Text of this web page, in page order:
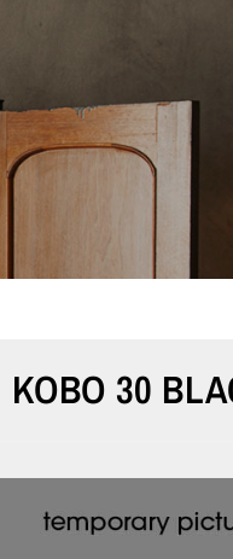
KOBO 30